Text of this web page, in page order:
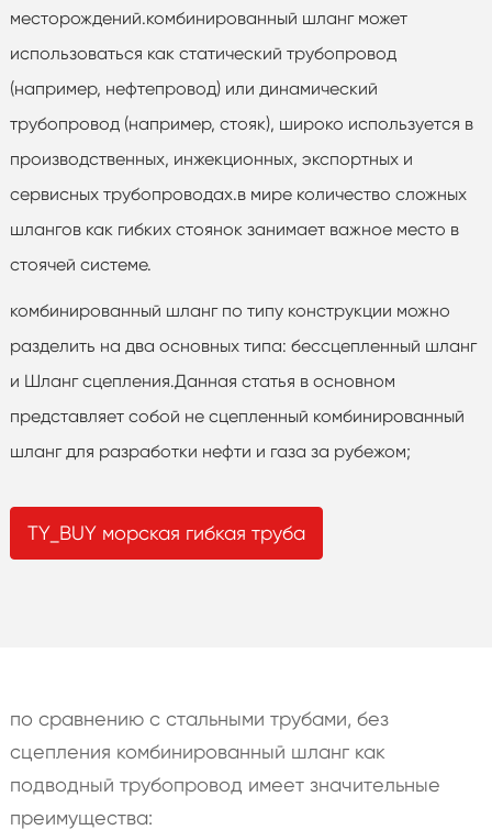
месторождений.комбинированный шланг может
использоваться как статический трубопровод
(например, нефтепровод) или динамический
трубопровод (например, стояк), широко используется в
производственных, инжекционных, экспортных и
сервисных трубопроводах.в мире количество сложных
шлангов как гибких стоянок занимает важное место в
стоячей системе.
комбинированный шланг по типу конструкции можно
разделить на два основных типа: бессцепленный шланг
и Шланг сцепления.Данная статья в основном
представляет собой не сцепленный комбинированный
шланг для разработки нефти и газа за рубежом;
TY_BUY морская гибкая труба
по сравнению с стальными трубами, без
сцепления комбинированный шланг как
подводный трубопровод имеет значительные
преимущества: